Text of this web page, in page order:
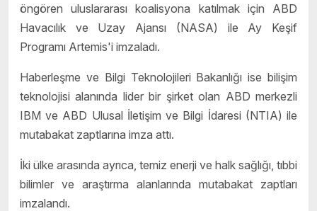
öngören uluslararası koalisyona katılmak için ABD
Havacılık ve Uzay Ajansı (NASA) ile Ay Keşif
Programı Artemis'i imzaladı.
Haberleşme ve Bilgi Teknolojileri Bakanlığı ise bilişim
teknolojisi alanında lider bir şirket olan ABD merkezli
IBM ve ABD Ulusal İletişim ve Bilgi İdaresi (NTIA) ile
mutabakat zaptlarına imza attı.
İki ülke arasında ayrıca, temiz enerji ve halk sağlığı, tıbbi
bilimler ve araştırma alanlarında mutabakat zaptları
imzalandı.